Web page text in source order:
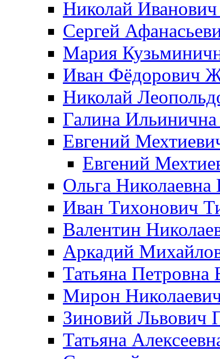
Николай Иванович
Сергей
Мария
Иван Фёдорович
Николай
Галина
Евгений
Евгений
Ольга Николаевна
Иван Тихонович
Валентин
Аркадий
Татьяна Петровна
Мирон
Зиновий Львович
Татьяна